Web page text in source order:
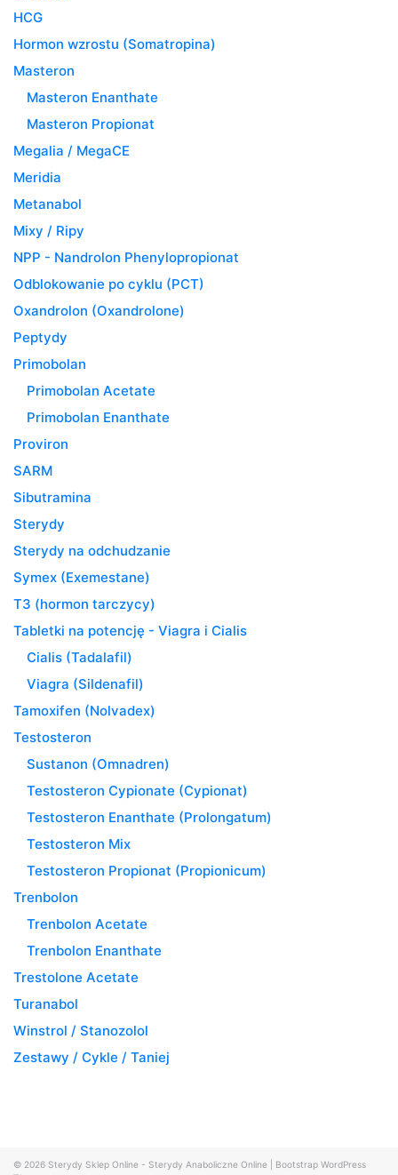
HCG
Hormon wzrostu (Somatropina)
Masteron
Masteron Enanthate
Masteron Propionat
Megalia / MegaCE
Meridia
Metanabol
Mixy / Ripy
NPP - Nandrolon Phenylopropionat
Odblokowanie po cyklu (PCT)
Oxandrolon (Oxandrolone)
Peptydy
Primobolan
Primobolan Acetate
Primobolan Enanthate
Proviron
SARM
Sibutramina
Sterydy
Sterydy na odchudzanie
Symex (Exemestane)
T3 (hormon tarczycy)
Tabletki na potencję - Viagra i Cialis
Cialis (Tadalafil)
Viagra (Sildenafil)
Tamoxifen (Nolvadex)
Testosteron
Sustanon (Omnadren)
Testosteron Cypionate (Cypionat)
Testosteron Enanthate (Prolongatum)
Testosteron Mix
Testosteron Propionat (Propionicum)
Trenbolon
Trenbolon Acetate
Trenbolon Enanthate
Trestolone Acetate
Turanabol
Winstrol / Stanozolol
Zestawy / Cykle / Taniej
© 2026 Sterydy Sklep Online - Sterydy Anaboliczne Online
Bootstrap WordPress